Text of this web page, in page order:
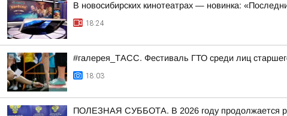
В новосибирских кинотеатрах — новинка:
18:24
#галерея_ТАСС. Фестиваль ГТО среди лиц
18:03
ПОЛЕЗНАЯ СУББОТА. В 2026 году продолжается